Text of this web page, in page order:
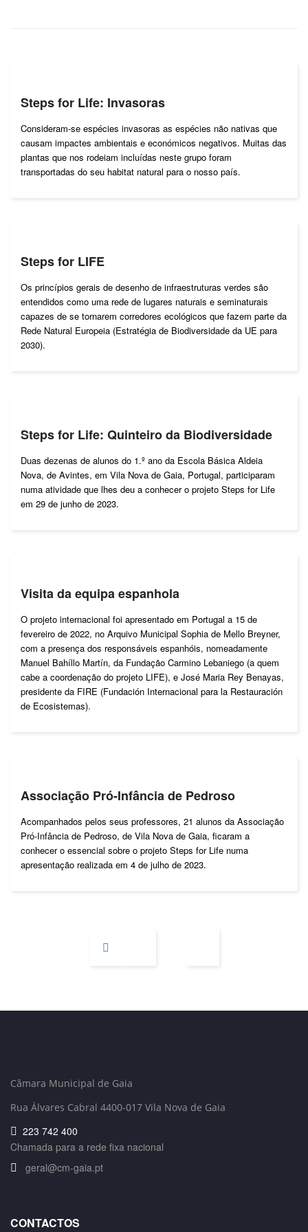
Steps for Life: Invasoras
Consideram-se espécies invasoras as espécies não nativas que
causam impactes ambientais e económicos negativos. Muitas das
plantas que nos rodeiam incluídas neste grupo foram
transportadas do seu habitat natural para o nosso país.
Steps for LIFE
Os princípios gerais de desenho de infraestruturas verdes são
entendidos como uma rede de lugares naturais e seminaturais
capazes de se tornarem corredores ecológicos que fazem parte da
Rede Natural Europeia (Estratégia de Biodiversidade da UE para
2030).
Steps for Life: Quinteiro da Biodiversidade
Duas dezenas de alunos do 1.º ano da Escola Básica Aldeia
Nova, de Avintes, em Vila Nova de Gaia, Portugal, participaram
numa atividade que lhes deu a conhecer o projeto Steps for Life
em 29 de junho de 2023.
Visita da equipa espanhola
O projeto internacional foi apresentado em Portugal a 15 de
fevereiro de 2022, no Arquivo Municipal Sophia de Mello Breyner,
com a presença dos responsáveis espanhóis, nomeadamente
Manuel Bahíllo Martín, da Fundação Carmino Lebaniego (a quem
cabe a coordenação do projeto LIFE), e José Maria Rey Benayas,
presidente da FIRE (Fundación Internacional para la Restauración
de Ecosistemas).
Associação Pró-Infância de Pedroso
Acompanhados pelos seus professores, 21 alunos da Associação
Pró-Infância de Pedroso, de Vila Nova de Gaia, ficaram a
conhecer o essencial sobre o projeto Steps for Life numa
apresentação realizada em 4 de julho de 2023.
Câmara Municipal de Gaia
Rua Álvares Cabral 4400-017 Vila Nova de Gaia
223 742 400
Chamada para a rede fixa nacional
geral@cm-gaia.pt
CONTACTOS